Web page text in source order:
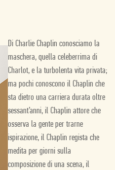
Di Charlie Chaplin conosciamo la
maschera, quella celeberrima di
Charlot, e la turbolenta vita privata;
ma pochi conoscono il Chaplin che
sta dietro una carriera durata oltre
sessant’anni, il Chaplin attore che
osserva la gente per trarne
ispirazione, il Chaplin regista che
medita per giorni sulla
composizione di una scena, il